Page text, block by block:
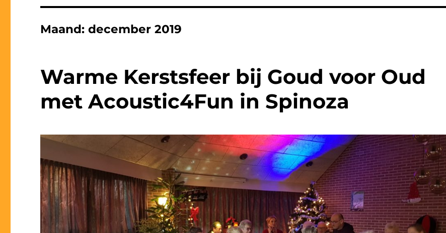
Maand:december 2019
Warme Kerstsfeer bij Goud voor Oud
met Acoustic4Fun in Spinoza